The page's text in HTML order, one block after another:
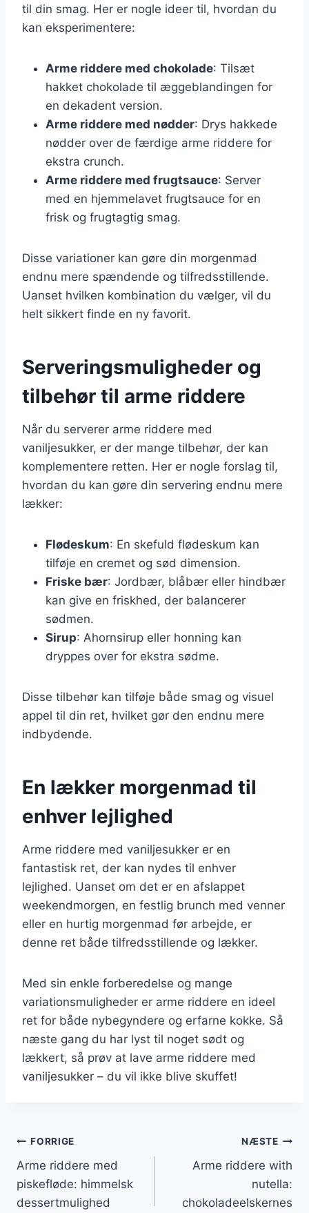
til din smag. Her er nogle ideer til, hvordan du
kan eksperimentere:
Arme riddere med chokolade: Tilsæt
hakket chokolade til æggeblandingen for
en dekadent version.
Arme riddere med nødder: Drys hakkede
nødder over de færdige arme riddere for
ekstra crunch.
Arme riddere med frugtsauce: Server
med en hjemmelavet frugtsauce for en
frisk og frugtagtig smag.
Disse variationer kan gøre din morgenmad
endnu mere spændende og tilfredsstillende.
Uanset hvilken kombination du vælger, vil du
helt sikkert finde en ny favorit.
Serveringsmuligheder og
tilbehør til arme riddere
Når du serverer arme riddere med
vaniljesukker, er der mange tilbehør, der kan
komplementere retten. Her er nogle forslag til,
hvordan du kan gøre din servering endnu mere
lækker:
Flødeskum: En skefuld flødeskum kan
tilføje en cremet og sød dimension.
Friske bær: Jordbær, blåbær eller hindbær
kan give en friskhed, der balancerer
sødmen.
Sirup: Ahornsirup eller honning kan
dryppes over for ekstra sødme.
Disse tilbehør kan tilføje både smag og visuel
appel til din ret, hvilket gør den endnu mere
indbydende.
En lækker morgenmad til
enhver lejlighed
Arme riddere med vaniljesukker er en
fantastisk ret, der kan nydes til enhver
lejlighed. Uanset om det er en afslappet
weekendmorgen, en festlig brunch med venner
eller en hurtig morgenmad før arbejde, er
denne ret både tilfredsstillende og lækker.
Med sin enkle forberedelse og mange
variationsmuligheder er arme riddere en ideel
ret for både nybegyndere og erfarne kokke. Så
næste gang du har lyst til noget sødt og
lækkert, så prøv at lave arme riddere med
vaniljesukker – du vil ikke blive skuffet!
Indlægsnavigation
FORRIGE
Arme riddere med
piskefløde: himmelsk
dessertmulighed
NÆSTE
Arme riddere with
nutella:
chokoladeelskernes